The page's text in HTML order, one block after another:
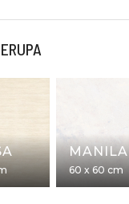
MANILA
60 x 60 cm